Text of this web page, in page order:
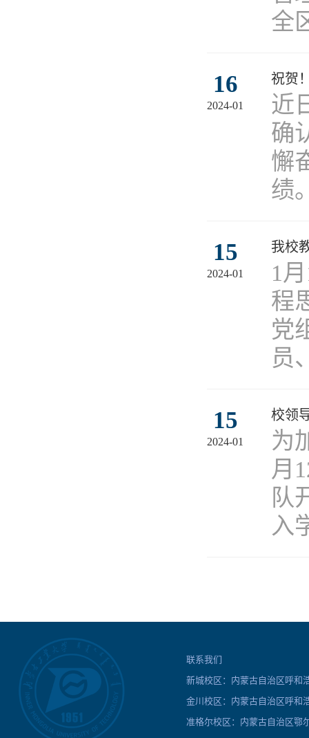
全
16
2024-01
祝贺
近
确
懈
绩
15
2024-01
我校
​1
程
党
员
15
2024-01
校领
为
月
队
入
联系我们
新城校区：内蒙古自治区呼
金川校区：内蒙古自治区呼
准格尔校区：内蒙古自治区